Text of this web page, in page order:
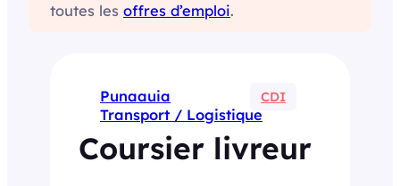
toutes les offres d’emploi.
Punaauia CDI
Transport / Logistique
Coursier livreur